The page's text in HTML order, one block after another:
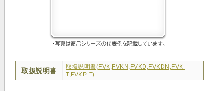
取扱説明書
取扱説明書(FVK,FVKN,FVKD,FVKDN,FVK-
T,FVKP-T)